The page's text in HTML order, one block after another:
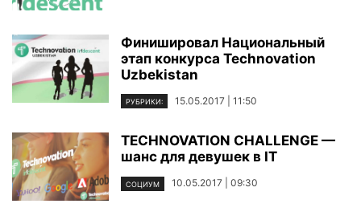
Финишировал Национальный
этап конкурса Technovation
Uzbekistan
РУБРИКИ: 15.05.2017 | 11:50
TECHNOVATION CHALLENGE —
шанс для девушек в IT
СОЦИУМ 10.05.2017 | 09:30